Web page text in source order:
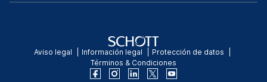
Aviso legal Información legal
Protección de datos
Términos & Condiciones